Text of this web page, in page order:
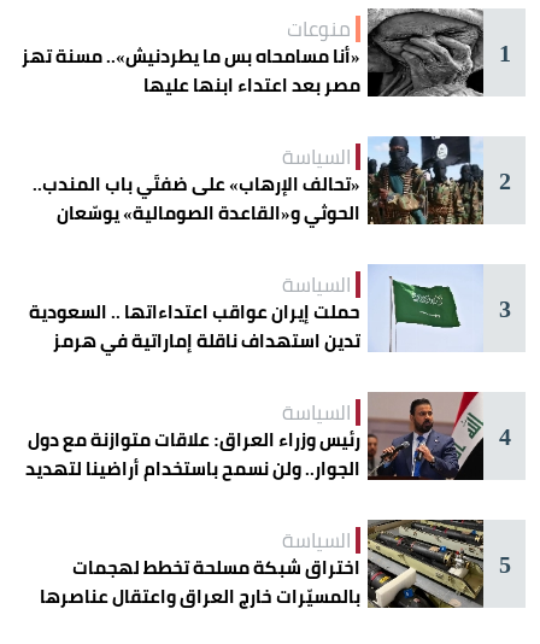
1
منوعات
«أنا مسامحاه بس ما يطردنيش».. مسنة تهز
مصر بعد اعتداء ابنها عليها
2
السياسة
«تحالف الإرهاب» على ضفتَي باب المندب..
الحوثي و«القاعدة الصومالية» يوسّعان
3
السياسة
حملت إيران عواقب اعتداءاتها .. السعودية
تدين استهداف ناقلة إماراتية في هرمز
4
السياسة
رئيس وزراء العراق: علاقات متوازنة مع دول
الجوار.. ولن نسمح باستخدام أراضينا لتهديد
5
السياسة
اختراق شبكة مسلحة تخطط لهجمات
بالمسيّرات خارج العراق واعتقال عناصرها